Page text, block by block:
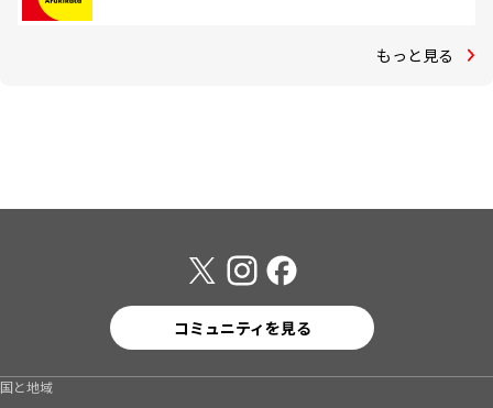
もっと見る
コミュニティを見る
国と地域